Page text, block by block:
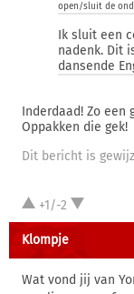
open/sluit de
Ik sluit een
nadenk. Dit
dansende
Inderdaad! Zo
Oppakken die gek!
Dit bericht is
+1/-2
Klompje
Wat vond jij van